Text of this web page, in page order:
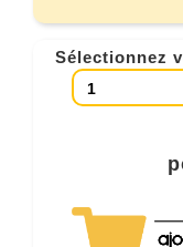
Sélectionnez